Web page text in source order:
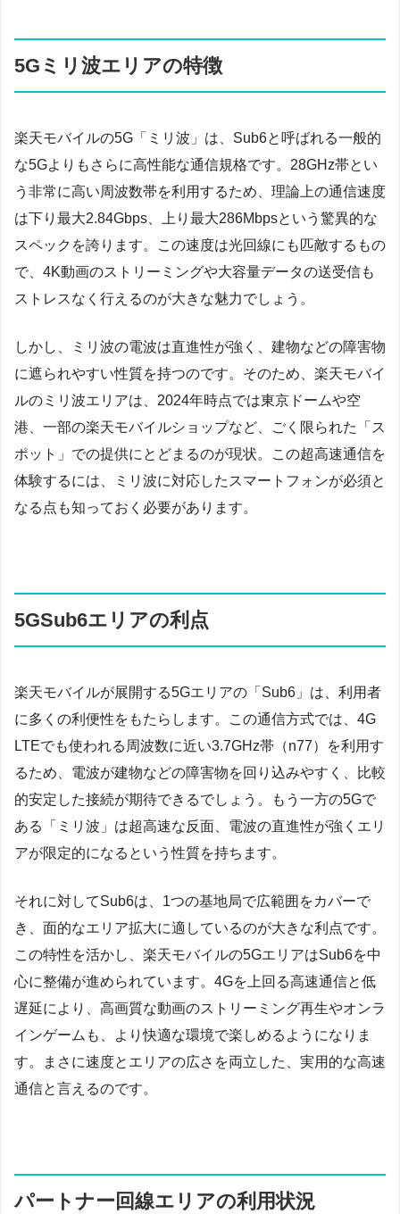
5Gミリ波エリアの特徴
楽天モバイルの5G「ミリ波」は、Sub6と呼ばれる一般的
な5Gよりもさらに高性能な通信規格です。28GHz帯とい
う非常に高い周波数帯を利用するため、理論上の通信速度
は下り最大2.84Gbps、上り最大286Mbpsという驚異的な
スペックを誇ります。この速度は光回線にも匹敵するもの
で、4K動画のストリーミングや大容量データの送受信も
ストレスなく行えるのが大きな魅力でしょう。
しかし、ミリ波の電波は直進性が強く、建物などの障害物
に遮られやすい性質を持つのです。そのため、楽天モバイ
ルのミリ波エリアは、2024年時点では東京ドームや空
港、一部の楽天モバイルショップなど、ごく限られた「ス
ポット」での提供にとどまるのが現状。この超高速通信を
体験するには、ミリ波に対応したスマートフォンが必須と
なる点も知っておく必要があります。
5GSub6エリアの利点
楽天モバイルが展開する5Gエリアの「Sub6」は、利用者
に多くの利便性をもたらします。この通信方式では、4G
LTEでも使われる周波数に近い3.7GHz帯（n77）を利用す
るため、電波が建物などの障害物を回り込みやすく、比較
的安定した接続が期待できるでしょう。もう一方の5Gで
ある「ミリ波」は超高速な反面、電波の直進性が強くエリ
アが限定的になるという性質を持ちます。
それに対してSub6は、1つの基地局で広範囲をカバーで
き、面的なエリア拡大に適しているのが大きな利点です。
この特性を活かし、楽天モバイルの5GエリアはSub6を中
心に整備が進められています。4Gを上回る高速通信と低
遅延により、高画質な動画のストリーミング再生やオンラ
インゲームも、より快適な環境で楽しめるようになりま
す。まさに速度とエリアの広さを両立した、実用的な高速
通信と言えるのです。
パートナー回線エリアの利用状況